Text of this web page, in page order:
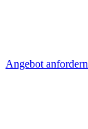
Angebot anfordern